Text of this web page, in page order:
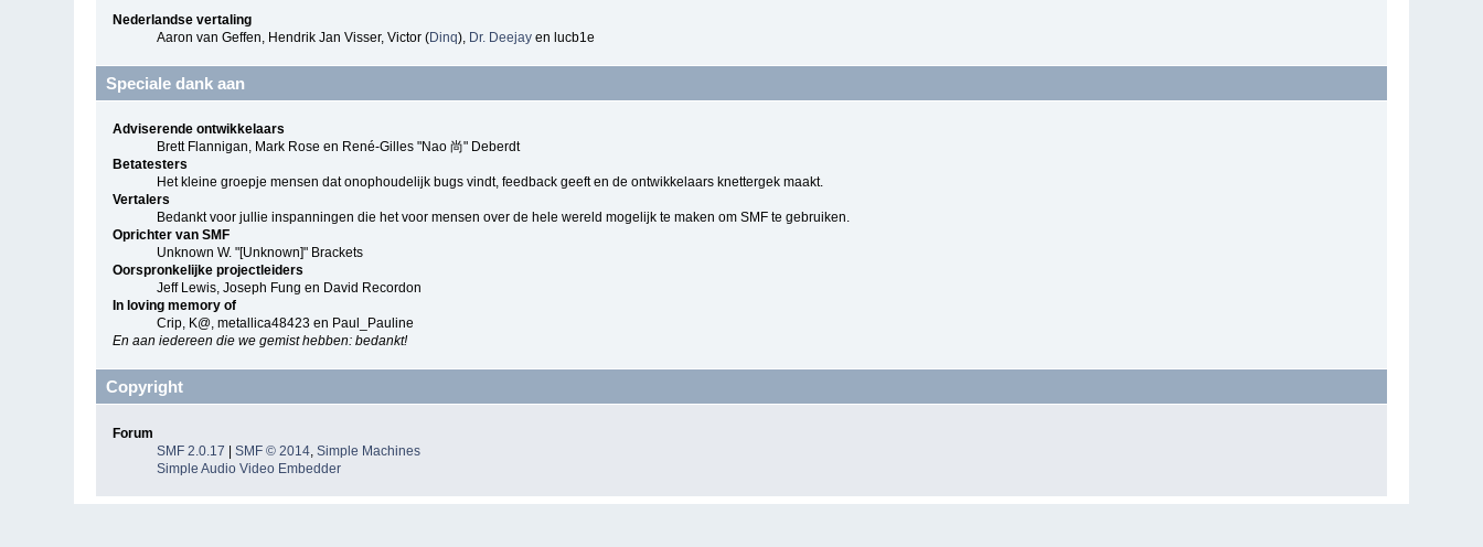
Nederlandse vertaling
Aaron van Geffen, Hendrik Jan Visser, Victor (Dinq), Dr. Deejay en lucb1e
Speciale dank aan
Adviserende ontwikkelaars
Brett Flannigan, Mark Rose en René-Gilles "Nao 尚" Deberdt
Betatesters
Het kleine groepje mensen dat onophoudelijk bugs vindt, feedback geeft en de ontwikkelaars knettergek maakt.
Vertalers
Bedankt voor jullie inspanningen die het voor mensen over de hele wereld mogelijk te maken om SMF te gebruiken.
Oprichter van SMF
Unknown W. "[Unknown]" Brackets
Oorspronkelijke projectleiders
Jeff Lewis, Joseph Fung en David Recordon
In loving memory of
Crip, K@, metallica48423 en Paul_Pauline
En aan iedereen die we gemist hebben: bedankt!
Copyright
Forum
SMF 2.0.17 |SMF © 2014 ,Simple Machines
Simple Audio Video Embedder